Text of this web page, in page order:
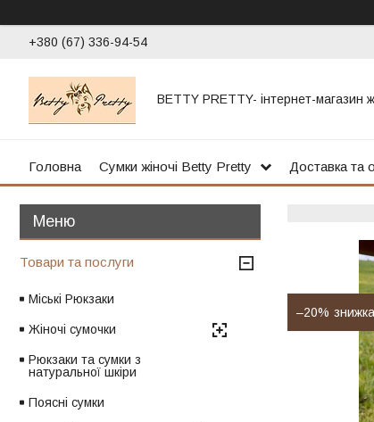
+380 (67) 336-94-54
BETTY PRETTY- інтернет-магазин
Головна Сумки жіночі Betty Pretty Доставка та
–20%
Товари та послуги
Міські Рюкзаки
Жіночі сумочки
Рюкзаки та сумки з
натуральної шкіри
Поясні сумки